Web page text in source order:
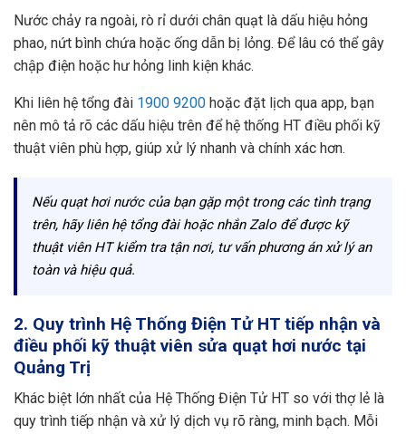
Nước chảy ra ngoài, rò rỉ dưới chân quạt là dấu hiệu hỏng
phao, nứt bình chứa hoặc ống dẫn bị lỏng. Để lâu có thể gây
chập điện hoặc hư hỏng linh kiện khác.
Khi liên hệ tổng đài 1900 9200 hoặc đặt lịch qua app, bạn
nên mô tả rõ các dấu hiệu trên để hệ thống HT điều phối kỹ
thuật viên phù hợp, giúp xử lý nhanh và chính xác hơn.
Nếu quạt hơi nước của bạn gặp một trong các tình trạng
trên, hãy liên hệ tổng đài hoặc nhắn Zalo để được kỹ
thuật viên HT kiểm tra tận nơi, tư vấn phương án xử lý an
toàn và hiệu quả.
2. Quy trình Hệ Thống Điện Tử HT tiếp nhận và
điều phối kỹ thuật viên sửa quạt hơi nước tại
Quảng Trị
Khác biệt lớn nhất của Hệ Thống Điện Tử HT so với thợ lẻ là
quy trình tiếp nhận và xử lý dịch vụ rõ ràng, minh bạch. Mỗi